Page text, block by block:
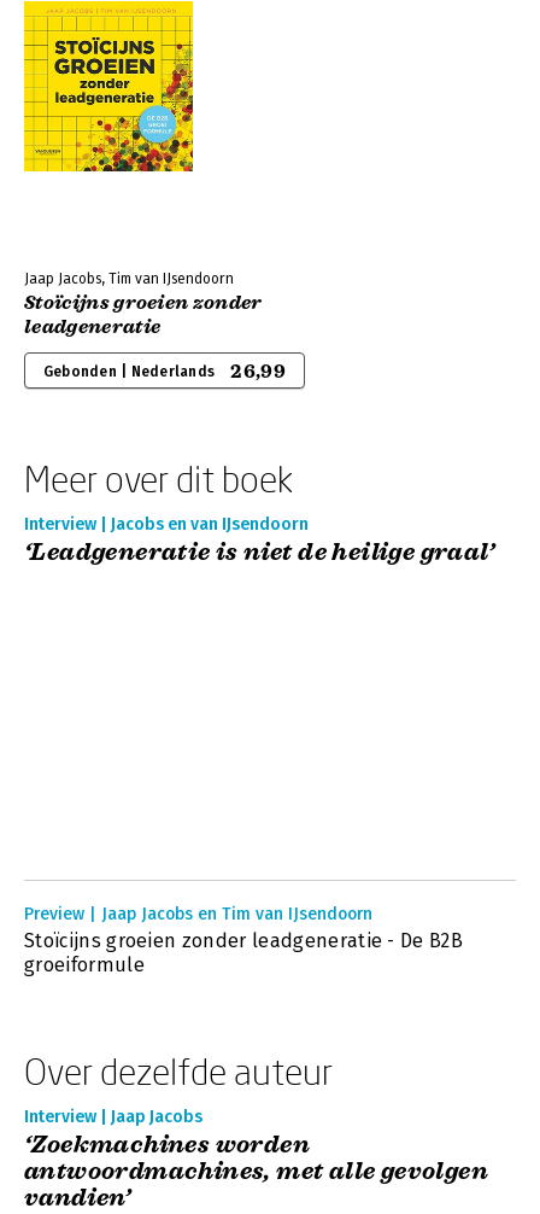
Jaap Jacobs, Tim van IJsendoorn
Stoïcijns groeien zonder
leadgeneratie
Gebonden | Nederlands 26,99
Meer over dit boek
Interview | Jacobs en van IJsendoorn
‘Leadgeneratie is niet de heilige graal’
Preview | Jaap Jacobs en Tim van IJsendoorn
Stoïcijns groeien zonder leadgeneratie - De B2B
groeiformule
Over dezelfde auteur
Interview | Jaap Jacobs
‘Zoekmachines worden
antwoordmachines, met alle gevolgen
vandien’